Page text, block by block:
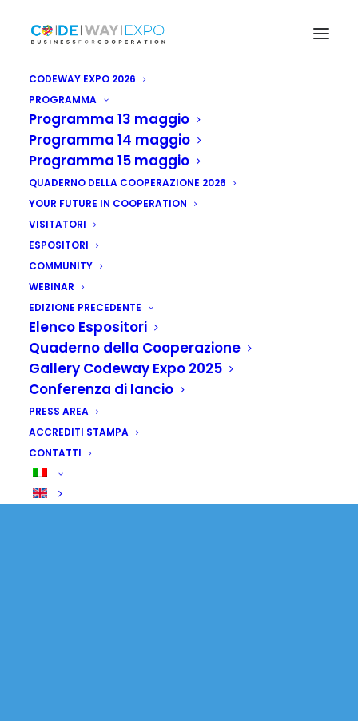
CODEWAY EXPO 2026
PROGRAMMA
Programma 13 maggio
Programma 14 maggio
Programma 15 maggio
QUADERNO DELLA COOPERAZIONE 2026
YOUR FUTURE IN COOPERATION
VISITATORI
ESPOSITORI
COMMUNITY
WEBINAR
EDIZIONE PRECEDENTE
Elenco Espositori
Quaderno della Cooperazione
Gallery Codeway Expo 2025
Conferenza di lancio
PRESS AREA
ACCREDITI STAMPA
CONTATTI